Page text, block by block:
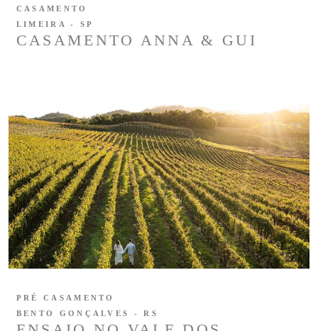
CASAMENTO ANNA & GUI
CASAMENTO
LIMEIRA - SP
PRÉ CASAMENTO
BENTO GONÇALVES - RS